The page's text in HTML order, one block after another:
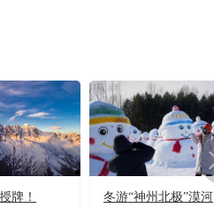
牌！ 冬游“神州北极”漠河